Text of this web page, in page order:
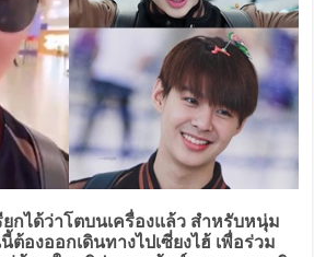
กได้ว่าโตบนเครื่องแล้ว สำหรับหนุ่ม
องออกเดินทางไปเซี่ยงไฮ้ เพื่อร่วม